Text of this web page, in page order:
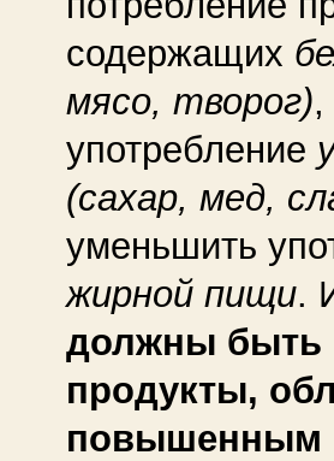
содержащих
мясо, творог),
употребление
(сахар, мед,
уменьшить
жирной пищи.
должны быть
продукты,
повышенным